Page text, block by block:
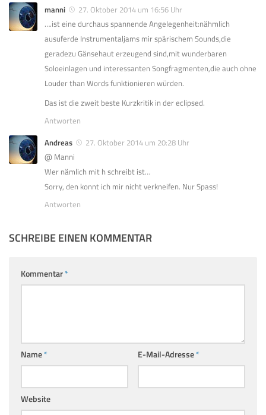
manni
27. Oktober 2014 um 16:56 Uhr
….ist eine durchaus spannende Angelegenheit:nähmlich
ausuferde Instrumentaljams mir spärischem Sounds,die
geradezu Gänsehaut erzeugend sind,mit wunderbaren
Soloeinlagen und interessanten Songfragmenten,die auch ohne
Louder than Words funktionieren würden.
Das ist die zweit beste Kurzkritik in der eclipsed.
Antworten
Andreas
27. Oktober 2014 um 20:28 Uhr
@ Manni
Wer nämlich mit h schreibt ist…
Sorry, den konnt ich mir nicht verkneifen. Nur Spass!
Antworten
SCHREIBE EINEN KOMMENTAR
Kommentar*
Name* E-Mail-Adresse*
Website